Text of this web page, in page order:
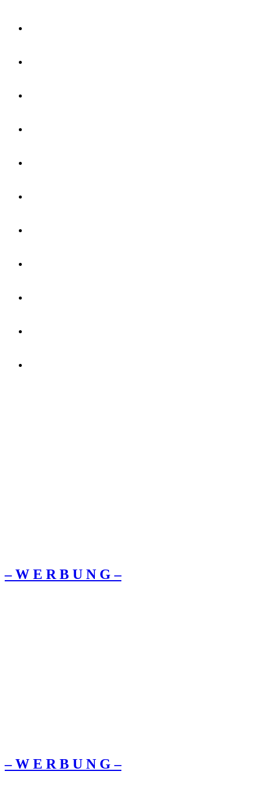
– W Ε R Β U Ν G –
– W Ε R Β U Ν G –